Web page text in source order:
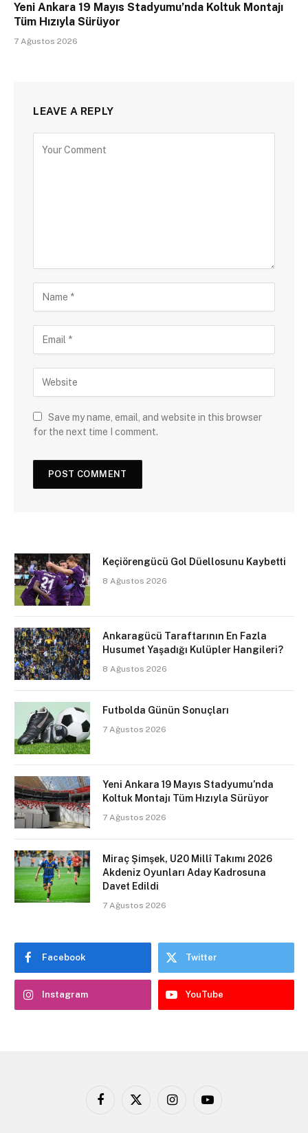
Yeni Ankara 19 Mayıs Stadyumu’nda Koltuk Montajı
Tüm Hızıyla Sürüyor
7 Ağustos 2026
LEAVE A REPLY
Save my name, email, and website in this browser
for the next time I comment.
Keçiörengücü Gol Düellosunu Kaybetti
8 Ağustos 2026
Ankaragücü Taraftarının En Fazla
Husumet Yaşadığı Kulüpler Hangileri?
8 Ağustos 2026
Futbolda Günün Sonuçları
7 Ağustos 2026
Yeni Ankara 19 Mayıs Stadyumu’nda
Koltuk Montajı Tüm Hızıyla Sürüyor
7 Ağustos 2026
Miraç Şimşek, U20 Millî Takımı 2026
Akdeniz Oyunları Aday Kadrosuna
Davet Edildi
7 Ağustos 2026
Facebook Twitter
Instagram YouTube
Facebook
X
InstagramYouTube